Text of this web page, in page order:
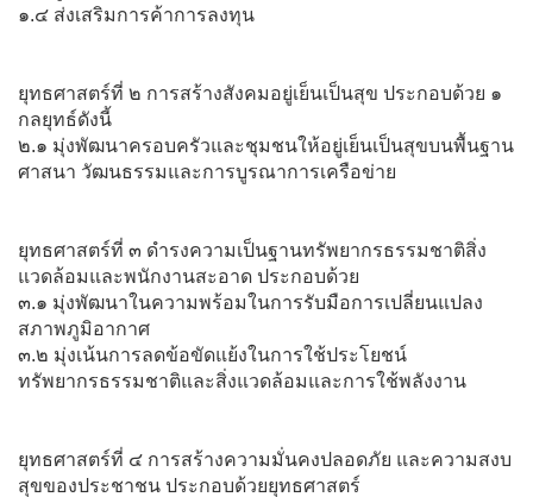
๑.๔ ส่งเสริมการค้าการลงทุน
ยุทธศาสตร์ที่ ๒ การสร้างสังคมอยู่เย็นเป็นสุข ประกอบด้วย ๑
กลยุทธ์ดังนี้
๒.๑ มุ่งพัฒนาครอบครัวและชุมชนให้อยู่เย็นเป็นสุขบนพื้นฐาน
ศาสนา วัฒนธรรมและการบูรณาการเครือข่าย
ยุทธศาสตร์ที่ ๓ ดำรงความเป็นฐานทรัพยากรธรรมชาติสิ่ง
แวดล้อมและพนักงานสะอาด ประกอบด้วย
๓.๑ มุ่งพัฒนาในความพร้อมในการรับมือการเปลี่ยนแปลง
สภาพภูมิอากาศ
๓.๒ มุ่งเน้นการลดข้อขัดแย้งในการใช้ประโยชน์
ทรัพยากรธรรมชาติและสิ่งแวดล้อมและการใช้พลังงาน
ยุทธศาสตร์ที่ ๔ การสร้างความมั่นคงปลอดภัย และความสงบ
สุขของประชาชน ประกอบด้วยยุทธศาสตร์